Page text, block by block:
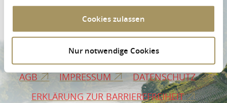
Cookies zulassen
Nur notwendige Cookies
PROSPEKTBESTELLUNG
PRESSE
VERMIETERLOGIN
B2B-BEREICH
AGB
IMPRESSUM
DATENSCHUTZ
ERKLÄRUNG ZUR BARRIEREFREIHEIT